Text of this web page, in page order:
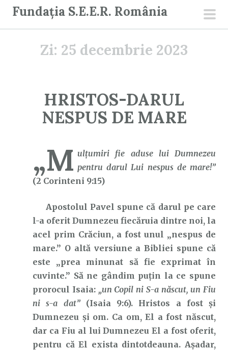
Fundația S.E.E.R. România
Zi: 25 decembrie 2023
HRISTOS-DARUL
NESPUS DE MARE
„M ulţumiri fie aduse lui Dumnezeu
pentru darul Lui nespus de mare!”
(2 Corinteni 9:15)
Apostolul Pavel spune că darul pe care
l-a oferit Dumnezeu fiecăruia dintre noi, la
acel prim Crăciun, a fost unul „nespus de
mare.” O altă versiune a Bibliei spune că
este „prea minunat să fie exprimat în
cuvinte.” Să ne gândim puțin la ce spune
prorocul Isaia: „un Copil ni S-a născut, un Fiu
ni s-a dat”(Isaia 9:6). Hristos a fost și
Dumnezeu și om. Ca om, El a fost născut,
dar ca Fiu al lui Dumnezeu El a fost oferit,
pentru că El exista dintotdeauna. Așadar,